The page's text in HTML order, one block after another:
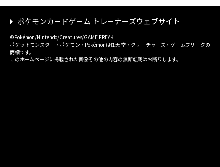
ポケモンカードゲーム トレーナーズウェブサイト
©Pokémon/Nintendo/Creatures/GAME FREAK
ポケットモンスター・ポケモン・Pokémonは任天堂・クリーチャーズ・ゲームフリークの
商標です。
このホームページに掲載された画像その他の内容の無断転載はお断りします。